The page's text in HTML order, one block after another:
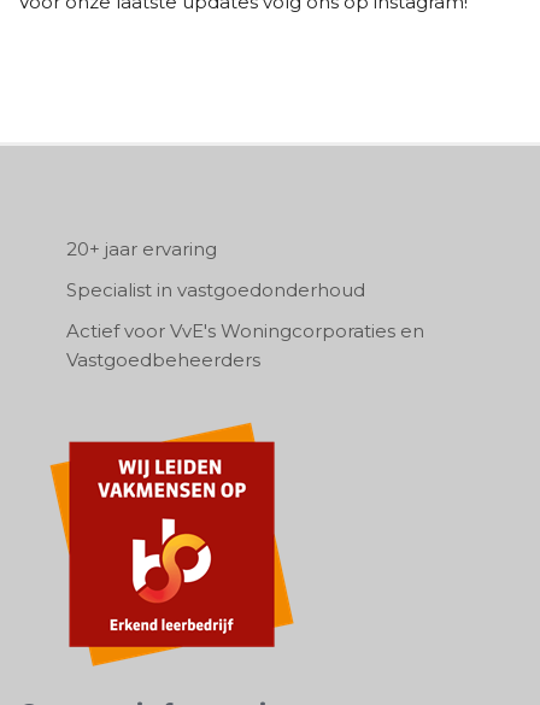
20+ jaar ervaring
Specialist in vastgoedonderhoud
Actief voor VvE's Woningcorporaties en
Vastgoedbeheerders